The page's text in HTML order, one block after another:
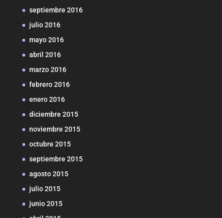
septiembre 2016
julio 2016
mayo 2016
abril 2016
marzo 2016
febrero 2016
enero 2016
diciembre 2015
noviembre 2015
octubre 2015
septiembre 2015
agosto 2015
julio 2015
junio 2015